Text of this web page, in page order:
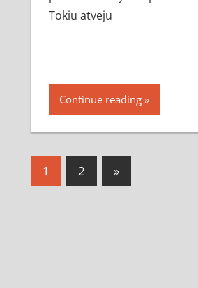
Tokiu atveju
Continue reading
Navigacija
1 2
Next
Posts
»